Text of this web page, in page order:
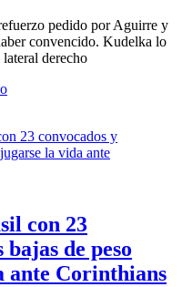
pedido por Aguirre y
convencido. Kudelka lo
lateral derecho
con 23
de peso
ante Corinthians